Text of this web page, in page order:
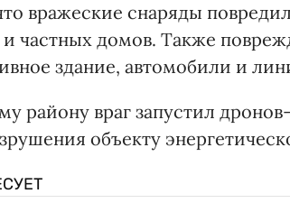
вражеские снаряды
частных домов. Также
здание, автомобили и
району враг запустил
объекту